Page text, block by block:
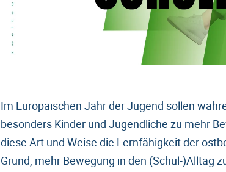
Im Europäischen Jahr der Jugend sollen
besonders Kinder und Jugendliche zu mehr
diese Art und Weise die Lernfähigkeit der
Grund, mehr Bewegung in den (Schul-)Alltag